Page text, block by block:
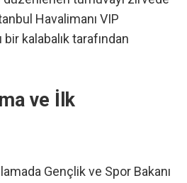
Havalimanı VIP
kalabalık tarafından
ve İlk
Gençlik ve Spor Bakanı